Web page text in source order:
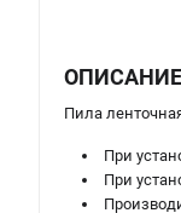
ОПИСАНИЕ
Пила
При
При